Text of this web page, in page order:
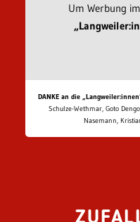
Um Werbung
DANKE an die
Schulze-Wethmar, Goto
Nasemann,